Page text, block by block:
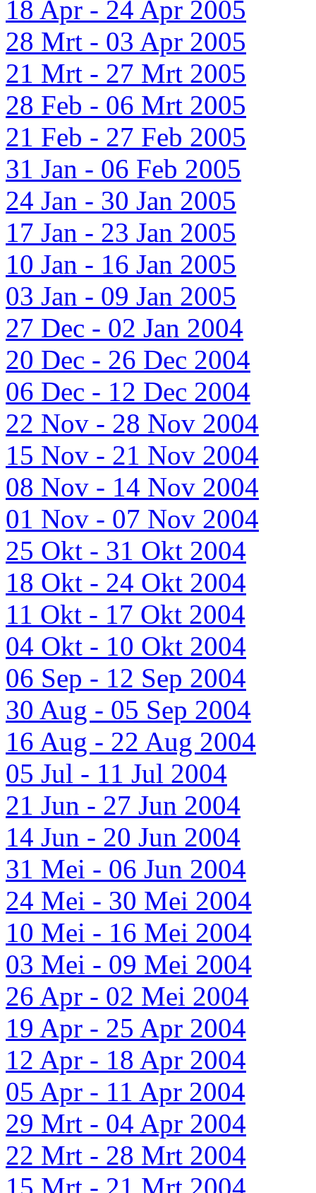
18 Apr - 24 Apr 2005
28 Mrt - 03 Apr 2005
21 Mrt - 27 Mrt 2005
28 Feb - 06 Mrt 2005
21 Feb - 27 Feb 2005
31 Jan - 06 Feb 2005
24 Jan - 30 Jan 2005
17 Jan - 23 Jan 2005
10 Jan - 16 Jan 2005
03 Jan - 09 Jan 2005
27 Dec - 02 Jan 2004
20 Dec - 26 Dec 2004
06 Dec - 12 Dec 2004
22 Nov - 28 Nov 2004
15 Nov - 21 Nov 2004
08 Nov - 14 Nov 2004
01 Nov - 07 Nov 2004
25 Okt - 31 Okt 2004
18 Okt - 24 Okt 2004
11 Okt - 17 Okt 2004
04 Okt - 10 Okt 2004
06 Sep - 12 Sep 2004
30 Aug - 05 Sep 2004
16 Aug - 22 Aug 2004
05 Jul - 11 Jul 2004
21 Jun - 27 Jun 2004
14 Jun - 20 Jun 2004
31 Mei - 06 Jun 2004
24 Mei - 30 Mei 2004
10 Mei - 16 Mei 2004
03 Mei - 09 Mei 2004
26 Apr - 02 Mei 2004
19 Apr - 25 Apr 2004
12 Apr - 18 Apr 2004
05 Apr - 11 Apr 2004
29 Mrt - 04 Apr 2004
22 Mrt - 28 Mrt 2004
15 Mrt - 21 Mrt 2004